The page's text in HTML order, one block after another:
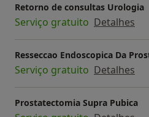
Retorno de consultas Urologia
Serviço gratuito Detalhes
Resseccao Endoscopica Da
Serviço gratuito Detalhes
Prostatectomia Supra Pubica